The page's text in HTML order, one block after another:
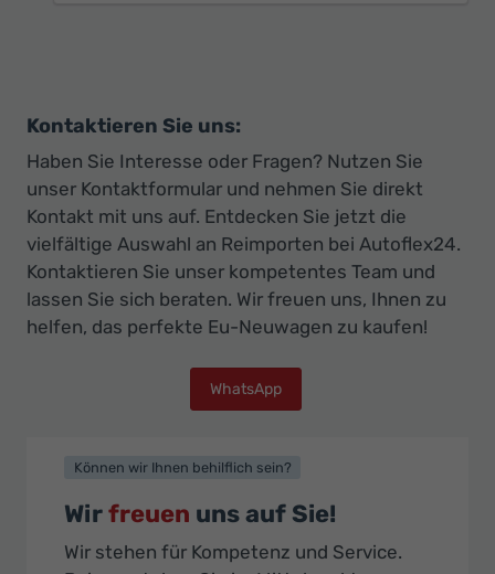
Kontaktieren Sie uns:
Haben Sie Interesse oder Fragen? Nutzen Sie
unser Kontaktformular und nehmen Sie direkt
Kontakt mit uns auf. Entdecken Sie jetzt die
vielfältige Auswahl an Reimporten bei Autoflex24.
Kontaktieren Sie unser kompetentes Team und
lassen Sie sich beraten. Wir freuen uns, Ihnen zu
helfen, das perfekte Eu-Neuwagen zu kaufen!
WhatsApp
Können wir Ihnen behilflich sein?
Wirfreuen uns auf Sie!
Wir stehen für Kompetenz und Service.